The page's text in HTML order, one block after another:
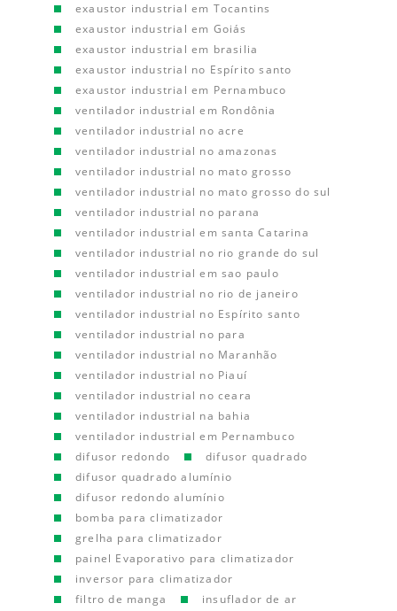
exaustor industrial em Tocantins
exaustor industrial em Goiás
exaustor industrial em brasilia
exaustor industrial no Espírito santo
exaustor industrial em Pernambuco
ventilador industrial em Rondônia
ventilador industrial no acre
ventilador industrial no amazonas
ventilador industrial no mato grosso
ventilador industrial no mato grosso do sul
ventilador industrial no parana
ventilador industrial em santa Catarina
ventilador industrial no rio grande do sul
ventilador industrial em sao paulo
ventilador industrial no rio de janeiro
ventilador industrial no Espírito santo
ventilador industrial no para
ventilador industrial no Maranhão
ventilador industrial no Piauí
ventilador industrial no ceara
ventilador industrial na bahia
ventilador industrial em Pernambuco
difusor redondo
difusor quadrado
difusor quadrado alumínio
difusor redondo alumínio
bomba para climatizador
grelha para climatizador
painel Evaporativo para climatizador
inversor para climatizador
filtro de manga
insuflador de ar